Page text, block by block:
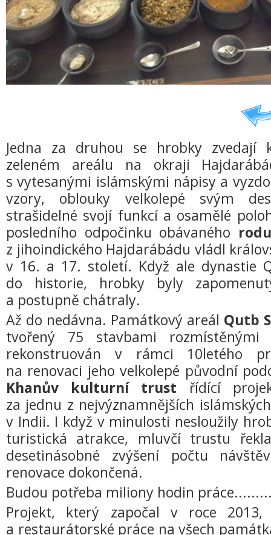
Jedna za druhou se hrobky zvedají
zeleném areálu na okraji
s vytesanými islámskými nápisy a
vzory, oblouky velkolepé svým
strašidelné svojí funkcí a osamělé
posledního odpočinku obávaného
z jihoindického Hajdarábádu vládl
v 16. a 17. století. Když ale dynastie
do historie, hrobky byly
a postupně chátraly.
Až do nedávna. Památkový areál Qutb
tvořený 75 stavbami
rekonstruován v rámci 10letého
na renovaci jeho velkolepé původní
Khanův kulturní trust řídící
za jednu z nejvýznamnějších
v Indii. I když v minulosti nesloužily
turistická atrakce, mluvčí trustu
desetinásobné zvýšení počtu
renovace dokončená.
Budou potřeba miliony hodin
Projekt, který započal v roce 2013,
a restaurátorské práce na všech